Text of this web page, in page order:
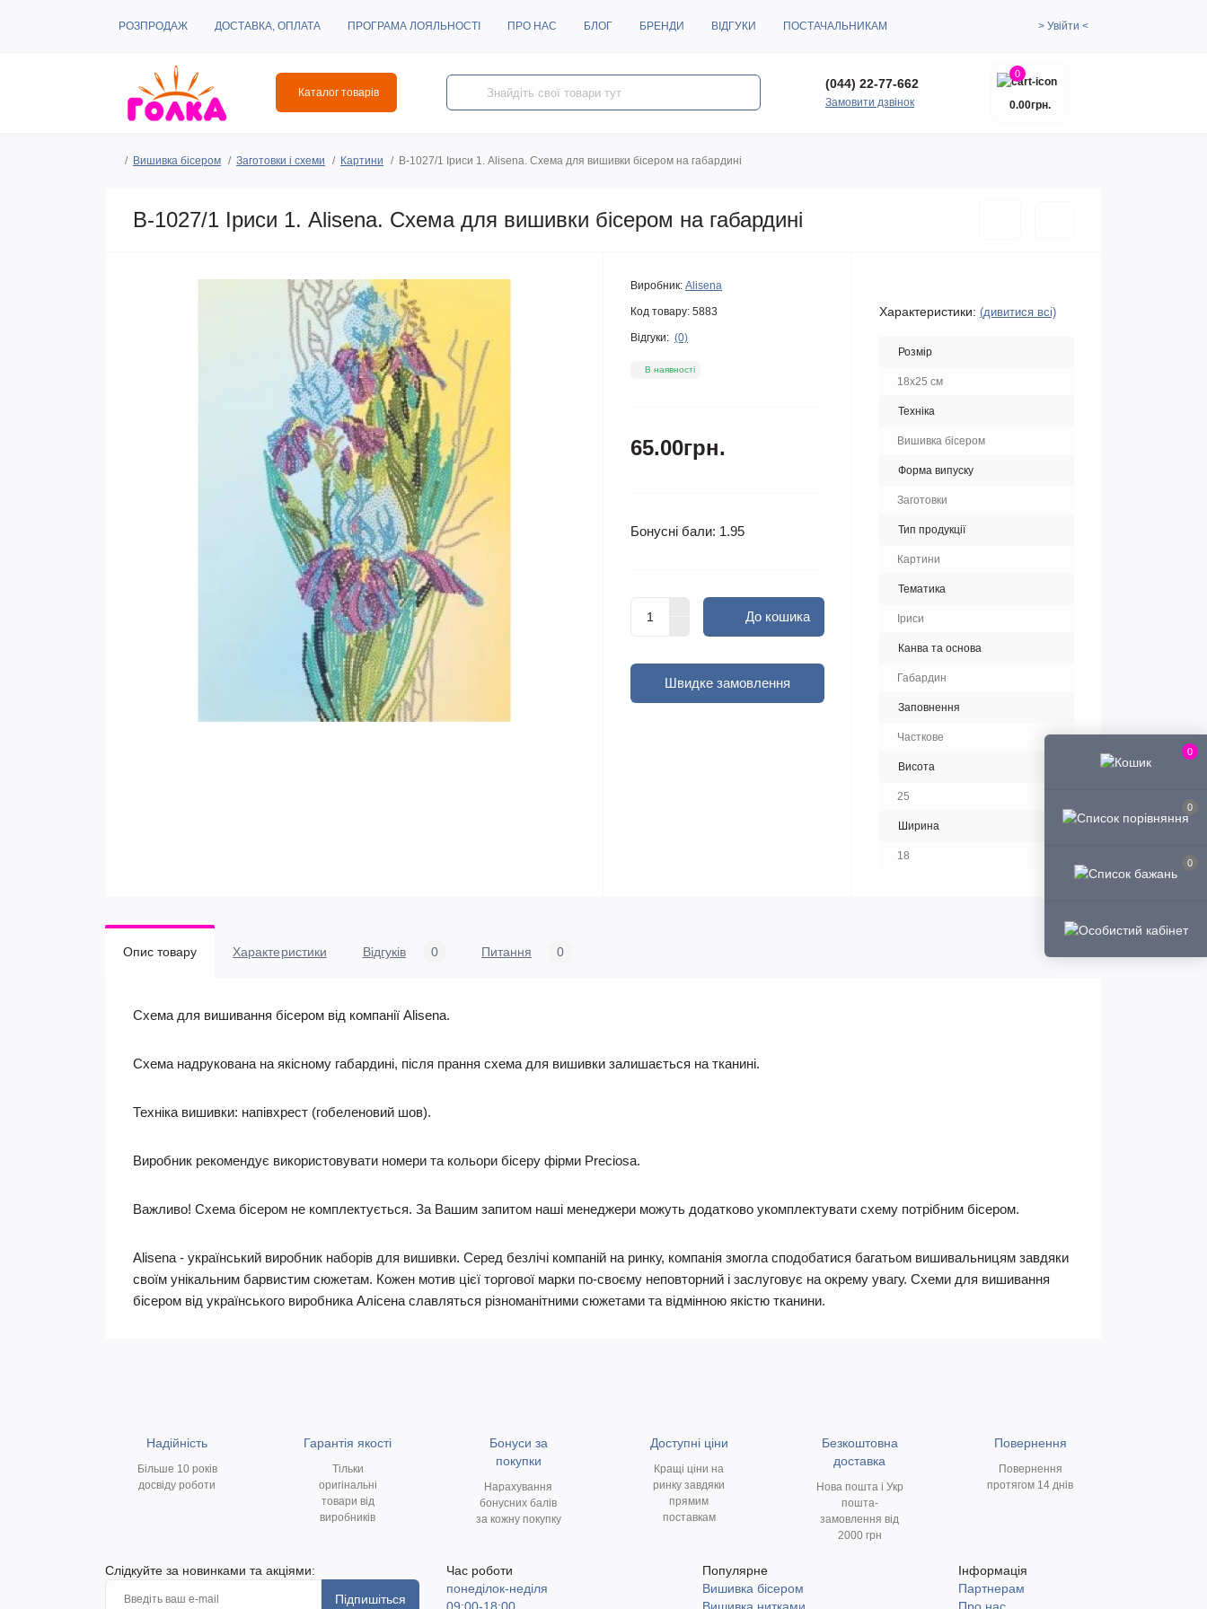
0
0
0
РОЗПРОДАЖ ДОСТАВКА, ОПЛАТА ПРОГРАМА ЛОЯЛЬНОСТІ ПРО НАС БЛОГ БРЕНДИ ВІДГУКИ ПОСТАЧАЛЬНИКАМ > Увійти <
Каталог товарів
(044) 22-77-662
Замовити дзвінок
0
0.00грн.
Вишивка бісером Заготовки і схеми Картини В-1027/1 Іриси 1. Alisena. Схема для вишивки бісером на габардині
В-1027/1 Іриси 1. Alisena. Схема для вишивки бісером на габардині
Виробник: Alisena
Код товару: 5883
Відгуки: (0)
В наявності
65.00грн.
Бонусні бали: 1.95
До кошика
Швидке замовлення
Характеристики: (дивитися всі)
Розмір
18х25 см
Техніка
Вишивка бісером
Форма випуску
Заготовки
Тип продукції
Картини
Тематика
Іриси
Канва та основа
Габардин
Заповнення
Часткове
Висота
25
Ширина
18
Опис товару Характеристики Відгуків 0 Питання 0
Схема для вишивання бісером від компанії Alisena.
Схема надрукована на якісному габардині, після прання схема для вишивки залишається на тканині.
Техніка вишивки: напівхрест (гобеленовий шов).
Виробник рекомендує використовувати номери та кольори бісеру фірми Preciosa.
Важливо! Схема бісером не комплектується. За Вашим запитом наші менеджери можуть додатково укомплектувати схему потрібним бісером.
Alisena - український виробник наборів для вишивки. Серед безлічі компаній на ринку, компанія змогла сподобатися багатьом вишивальницям завдяки
своїм унікальним барвистим сюжетам. Кожен мотив цієї торгової марки по-своєму неповторний і заслуговує на окрему увагу. Схеми для вишивання
бісером від українського виробника Алісена славляться різноманітними сюжетами та відмінною якістю тканини.
Надійність
Більше 10 років
досвіду роботи
Гарантія якості
Тільки
оригінальні
товари від
виробників
Бонуси за
покупки
Нарахування
бонусних балів
за кожну покупку
Доступні ціни
Кращі ціни на
ринку завдяки
прямим
поставкам
Безкоштовна
доставка
Нова пошта і Укр
пошта-
замовлення від
2000 грн
Повернення
Повернення
протягом 14 днів
Слідкуйте за новинками та акціями:
Підпишіться
Час роботи
понеділок-неділя
Популярне
Вишивка бісером
Інформація
Партнерам